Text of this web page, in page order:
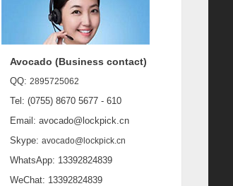
Avocado (Business contact)
QQ: 2895725062
Tel: (0755) 8670 5677 - 610
Email: avocado@lockpick.cn
Skype: avocado@lockpick.cn
WhatsApp: 13392824839
WeChat: 13392824839